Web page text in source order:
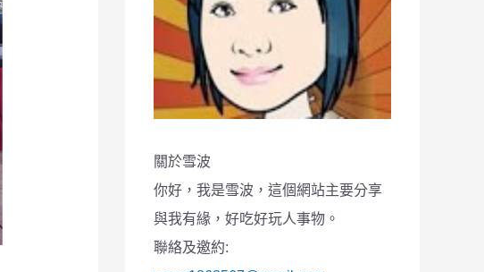
關於雪波
你好，我是雪波，這個網站主要分享
與我有緣，好吃好玩人事物。
聯絡及邀約: